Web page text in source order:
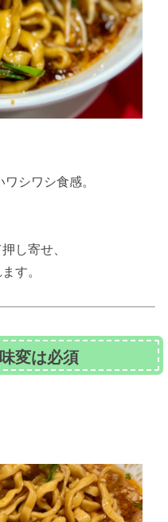
シワシ食感。
し寄せ、
す。
変は必須